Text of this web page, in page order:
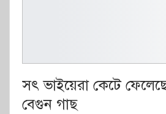
সৎ ভাইয়েরা কেটে
বেগুন গাছ